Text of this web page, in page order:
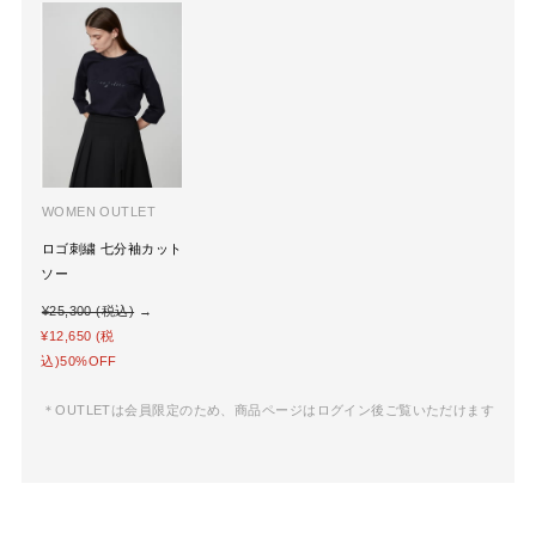
WOMEN OUTLET
ロゴ刺繍 七分袖カット
ソー
¥25,300 (税込)→
¥12,650 (税
込)50%OFF
＊OUTLETは会員限定のため、商品ページはログイン後ご覧いただけます